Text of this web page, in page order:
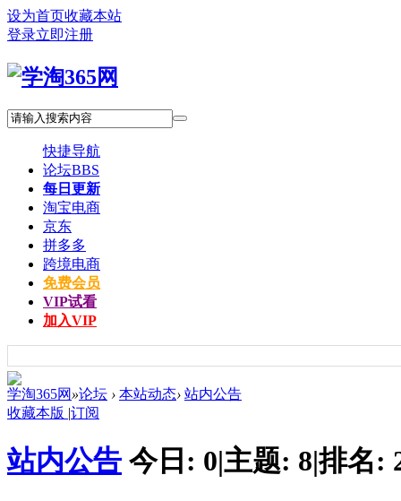
设为首页收藏本站
登录立即注册
快捷导航
论坛BBS
每日更新
淘宝电商
京东
拼多多
跨境电商
免费会员
VIP试看
加入VIP
学淘365网 »论坛 › 本站动态› 站内公告
收藏本版 |订阅
站内公告 今日: 0|主题: 8|排名: